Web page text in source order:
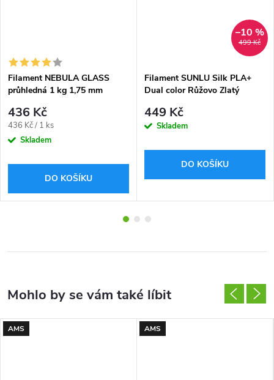
Filament NEBULA GLASS
průhledná 1 kg 1,75 mm
436 Kč
Měrná
cena:
436 Kč / 1 ks
Skladem
DO KOŠÍKU
499 Kč
–10 %
Filament SUNLU Silk PLA+
Dual color Růžovo Zlatý
449 Kč
Skladem
DO KOŠÍKU
AMS AMS